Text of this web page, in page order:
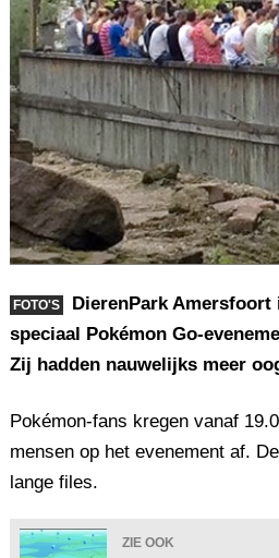
FOTO'S
DierenPark
speciaal Pokémon Go-
Zij hadden nauwelijks meer
Pokémon-fans kregen vanaf
mensen op het evenement af.
lange files.
ZIE OOK